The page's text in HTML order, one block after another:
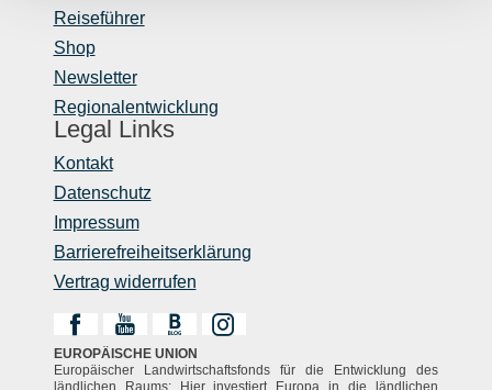
Reiseführer
Shop
Newsletter
Regionalentwicklung
Legal Links
Kontakt
Datenschutz
Impressum
Barrierefreiheitserklärung
Vertrag widerrufen
EUROPÄISCHE UNION
Europäischer Landwirtschaftsfonds für die Entwicklung des
ländlichen Raums: Hier investiert Europa in die ländlichen